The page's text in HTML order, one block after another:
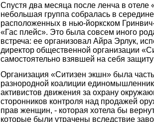
Спустя два месяца после ленча в отеле
небольшая группа собралась в
расположенных в нью-йоркском
«Гас плейс». Это была совсем иного
встреча: ее организовал Айра Эрлук,
директор общественной организации
самостоятельно взявшей на себя
Организация «Ситизен экшн» была
разнородной коалиции
активистов движения за охрану
сторонников контроля над продажей
прав женщин, - которая хотела бы
которые были утрачены вследствие